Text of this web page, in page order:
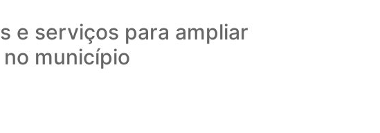
e serviços para ampliar
município